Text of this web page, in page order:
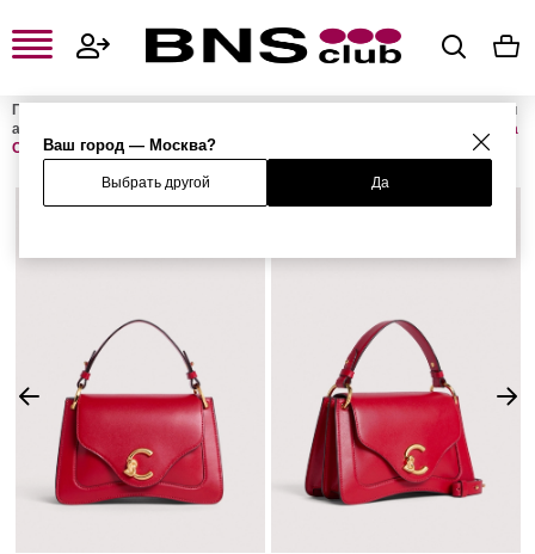
Ваш город — Москва?
Выбрать другой Да
Главная
Женские сумки и
аксессуары
Сумка
C-ME